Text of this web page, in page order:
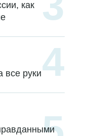
как
все руки